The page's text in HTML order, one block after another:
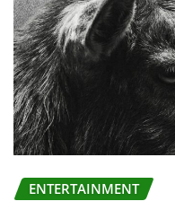
ENTERTAINMENT